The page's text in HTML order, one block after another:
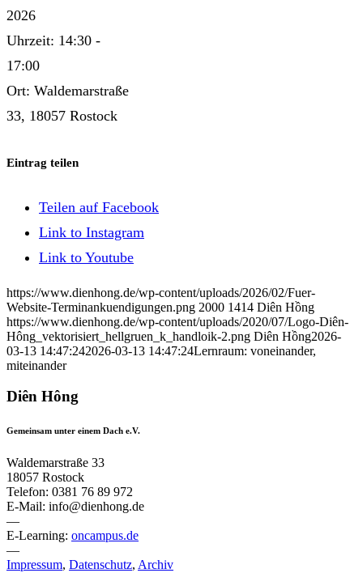
2026
Uhrzeit: 14:30 -
17:00
Ort: Waldemarstraße
33, 18057 Rostock
Eintrag teilen
Teilen auf Facebook
Link to Instagram
Link to Youtube
https://www.dienhong.de/wp-content/uploads/2026/02/Fuer-
Website-Terminankuendigungen.png 2000 1414 Diên Hồng
https://www.dienhong.de/wp-content/uploads/2020/07/Logo-Diên-
Hông_vektorisiert_hellgruen_k_handloik-2.png Diên Hồng2026-
03-13 14:47:242026-03-13 14:47:24Lernraum: voneinander,
miteinander
Diên Hông
Gemeinsam unter einem Dach e.V.
Waldemarstraße 33
18057 Rostock
Telefon: 0381 76 89 972
E-Mail: info@dienhong.de
—
E-Learning: oncampus.de
—
Impressum, Datenschutz, Archiv